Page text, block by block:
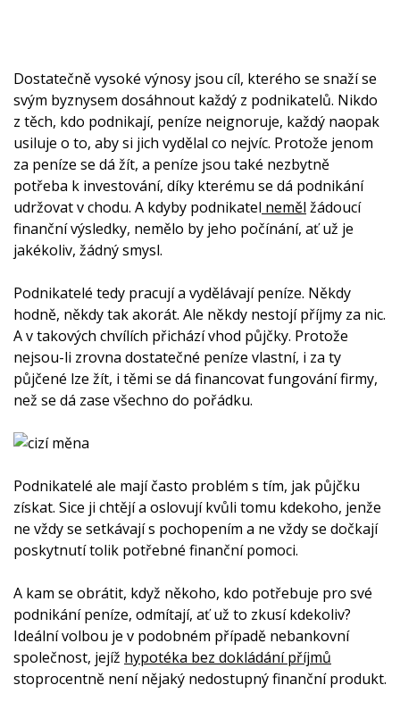
Dostatečně vysoké výnosy jsou cíl, kterého se snaží se
svým byznysem dosáhnout každý z podnikatelů. Nikdo
z těch, kdo podnikají, peníze neignoruje, každý naopak
usiluje o to, aby si jich vydělal co nejvíc. Protože jenom
za peníze se dá žít, a peníze jsou také nezbytně
potřeba k investování, díky kterému se dá podnikání
udržovat v chodu. A kdyby podnikatel neměl žádoucí
finanční výsledky, nemělo by jeho počínání, ať už je
jakékoliv, žádný smysl.
Podnikatelé tedy pracují a vydělávají peníze. Někdy
hodně, někdy tak akorát. Ale někdy nestojí příjmy za nic.
A v takových chvílích přichází vhod půjčky. Protože
nejsou-li zrovna dostatečné peníze vlastní, i za ty
půjčené lze žít, i těmi se dá financovat fungování firmy,
než se dá zase všechno do pořádku.
Podnikatelé ale mají často problém s tím, jak půjčku
získat. Sice ji chtějí a oslovují kvůli tomu kdekoho, jenže
ne vždy se setkávají s pochopením a ne vždy se dočkají
poskytnutí tolik potřebné finanční pomoci.
A kam se obrátit, když někoho, kdo potřebuje pro své
podnikání peníze, odmítají, ať už to zkusí kdekoliv?
Ideální volbou je v podobném případě nebankovní
společnost, jejíž hypotéka bez dokládání příjmů
stoprocentně není nějaký nedostupný finanční produkt.